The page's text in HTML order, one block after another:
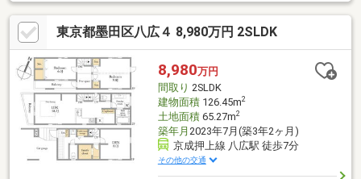
書の作成が可能です◇ライフプランシミュレーション(※LP)の実施
が可能です (※LPとは、住宅購入後の資金シミュレーションで
す)◆◆◆◆◆◆◆◆◆◆◆◆◆◆◆◆◆◆◆◆◆◆◆◆◆
東京都墨田区八広４ 8,980万円 2SLDK
8,980万円
間取り 2SLDK
建物面積126.45m2
土地面積65.27m2
築年月 2023年7月(築3年2ヶ月)
京成押上線 八広駅 徒歩7分
その他の交通